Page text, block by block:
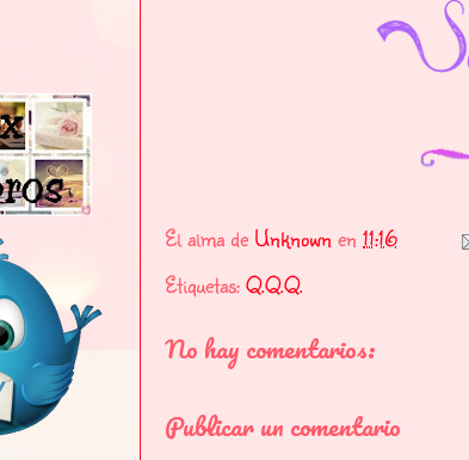
El alma de Unknown en 11:16
Etiquetas:Q.Q.Q.
No hay comentarios:
Publicar un comentario